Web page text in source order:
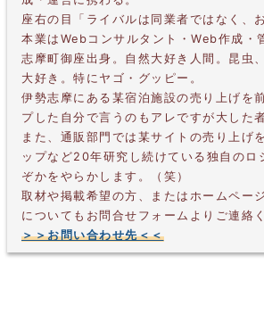
座右の目「ライバルは同業者ではなく、
本業はWebコンサルタント・Web作成・
志摩町御座出身。自然大好き人間。昆虫
大好き。特にヤゴ・グッピー。
伊勢志摩にある某宿泊施設の売り上げを
プした自分で言うのもアレですが大した
また、通販部門では某サイトの売り上げ
ップなど20年研究し続けている独自のロ
ぞかをやらかします。（笑）
取材や掲載希望の方、またはホームペー
についてもお問合せフォームよりご連絡
＞＞お問い合わせ先＜＜